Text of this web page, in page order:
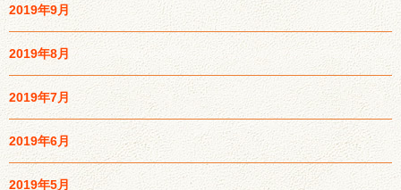
2019年9月
2019年8月
2019年7月
2019年6月
2019年5月